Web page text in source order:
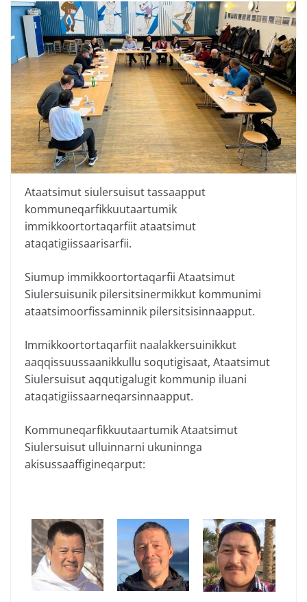
Ataatsimut siulersuisut tassaapput
kommuneqarfikkuutaartumik
immikkoortortaqarfiit ataatsimut
ataqatigiissaarisarfii.
Siumup immikkoortortaqarfii Ataatsimut
Siulersuisunik pilersitsinermikkut kommunimi
ataatsimoorfissaminnik pilersitsisinnaapput.
Immikkoortortaqarfiit naalakkersuinikkut
aaqqissuussaanikkullu soqutigisaat, Ataatsimut
Siulersuisut aqqutigalugit kommunip iluani
ataqatigiissaarneqarsinnaapput.
Kommuneqarfikkuutaartumik Ataatsimut
Siulersuisut ulluinnarni ukuninnga
akisussaaffigineqarput: